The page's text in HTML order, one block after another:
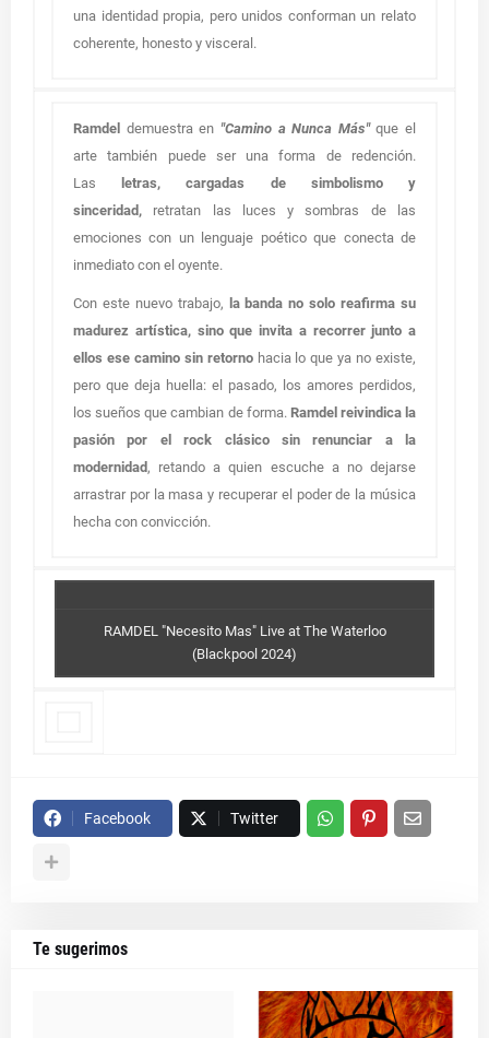
una identidad propia, pero unidos conforman un relato
coherente, honesto y visceral.
Ramdel demuestra en "Camino a Nunca Más"que el
arte también puede ser una forma de redención.
Las
letras, cargadas de simbolismo y
sinceridad, retratan las luces y sombras de las
emociones con un lenguaje poético que conecta de
inmediato con el oyente.
Con este nuevo trabajo, la banda no solo reafirma su
madurez artística, sino que invita a recorrer junto a
ellos ese camino sin retornohacia lo que ya no existe,
pero que deja huella: el pasado, los amores perdidos,
los sueños que cambian de forma. Ramdel reivindica la
pasión por el rock clásico sin renunciar a la
modernidad, retando a quien escuche a no dejarse
arrastrar por la masa y recuperar el poder de la música
hecha con convicción.
RAMDEL "Necesito Mas" Live at The Waterloo
(Blackpool 2024)
Facebook Twitter
Te sugerimos